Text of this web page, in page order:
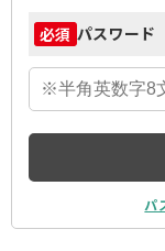
必須 パスワード
パ